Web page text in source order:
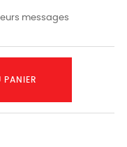
messages
PANIER